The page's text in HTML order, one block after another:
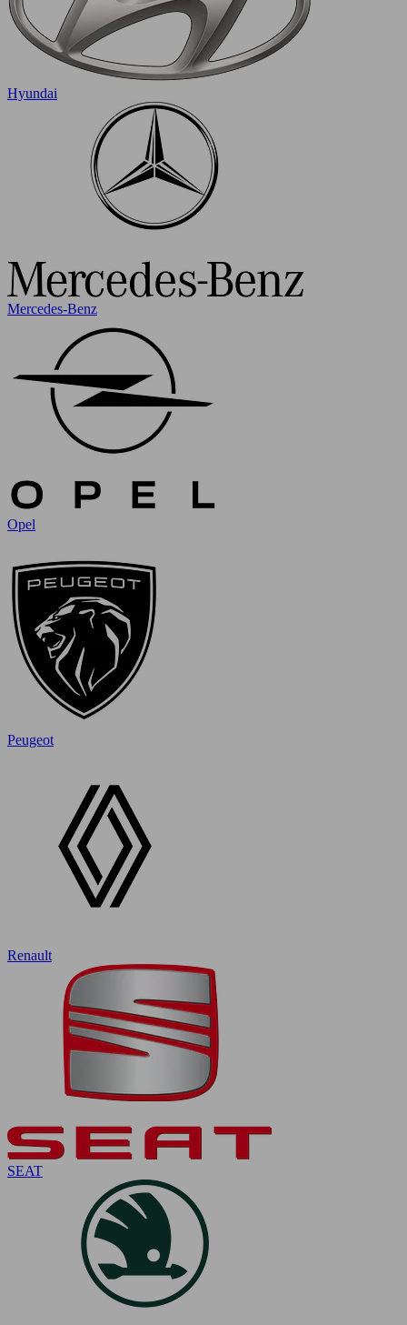
Hyundai
Mercedes-Benz
Opel
Peugeot
Renault
SEAT